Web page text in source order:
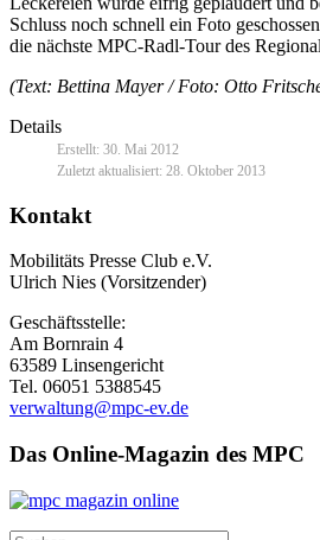
Schluss noch schnell ein Foto
die nächste MPC-Radl-Tour des
(Text: Bettina Mayer / Foto: Otto
Details
Erstellt: 30. Mai 2012
Zuletzt aktualisiert: 28. Oktober 2013
Kontakt
Mobilitäts Presse Club e.V.
Ulrich Nies (Vorsitzender)
Geschäftsstelle:
Am Bornrain 4
63589 Linsengericht
Tel. 06051 5388545
verwaltung@mpc-ev.de
Das Online-Magazin des MPC